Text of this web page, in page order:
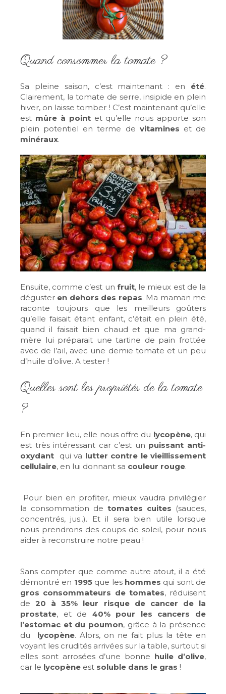
Quand consommer la tomate ?
Sa pleine saison, c’est maintenant : en été.
Clairement, la tomate de serre, insipide en plein
hiver, on laisse tomber ! C’est maintenant qu’elle
est mûre à pointet qu’elle nous apporte son
plein potentiel en terme de vitamines et de
minéraux.
Ensuite, comme c’est un fruit, le mieux est de la
déguster en dehors des repas. Ma maman me
raconte toujours que les meilleurs goûters
qu’elle faisait étant enfant, c’était en plein été,
quand il faisait bien chaud et que ma grand-
mère lui préparait une tartine de pain frottée
avec de l’aïl, avec une demie tomate et un peu
d’huile d’olive. A tester !
Quelles sont les propriétés de la tomate
?
En premier lieu, elle nous offre du lycopène, qui
est très intéressant car c’est un puissant anti-
oxydant qui va lutter contre le vieillissement
cellulaire, en lui donnant sa couleur rouge.
Pour bien en profiter, mieux vaudra privilégier
la consommation de tomates cuites (sauces,
concentrés, jus..). Et il sera bien utile lorsque
nous prendrons des coups de soleil, pour nous
aider à reconstruire notre peau !
Sans compter que comme autre atout, il a été
démontré en 1995que les hommes qui sont de
gros consommateurs de tomates, réduisent
de20 à 35% leur risque de cancer de la
prostate, et de 40% pour les cancers de
l’estomac et du poumon, grâce à la présence
du lycopène. Alors, on ne fait plus la tête en
voyant les crudités arrivées sur la table, surtout si
elles sont arrosées d’une bonne huile d’olive,
car le lycopène est soluble dans le gras !